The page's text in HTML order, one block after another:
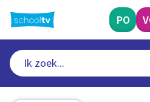
naar
hoofdinhoud
PO